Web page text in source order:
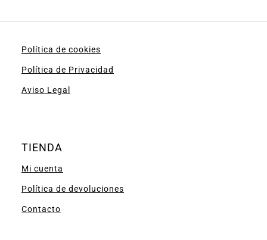
Política de cookies
Política de Privacidad
Aviso Legal
TIENDA
Mi cuenta
Política de devoluciones
Contacto